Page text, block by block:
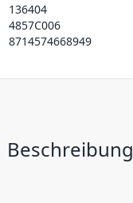
136404
4857C006
8714574668949
Beschreibung